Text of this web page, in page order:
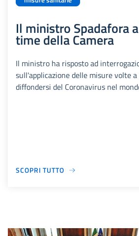
Il ministro Spadafora
time della Camera
Il ministro ha risposto ad
sull'applicazione delle misure volte
diffondersi del Coronavirus nel
SCOPRI TUTTO